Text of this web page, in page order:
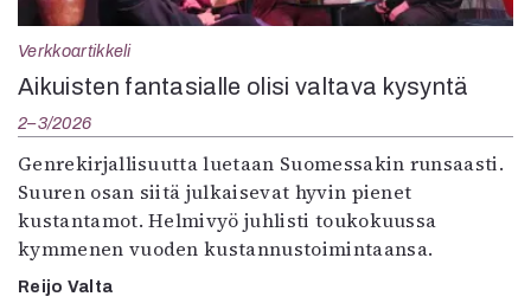
Verkkoartikkeli
Aikuisten fantasialle olisi valtava kysyntä
2–3/2026
Genrekirjallisuutta luetaan Suomessakin runsaasti.
Suuren osan siitä julkaisevat hyvin pienet
kustantamot. Helmivyö juhlisti toukokuussa
kymmenen vuoden kustannustoimintaansa.
Reijo Valta